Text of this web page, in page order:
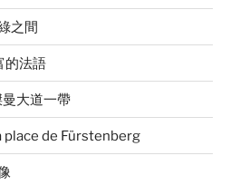
之間
的法語
大道一帶
place de Fürstenberg